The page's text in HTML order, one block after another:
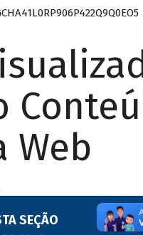
Web
SEÇÃO